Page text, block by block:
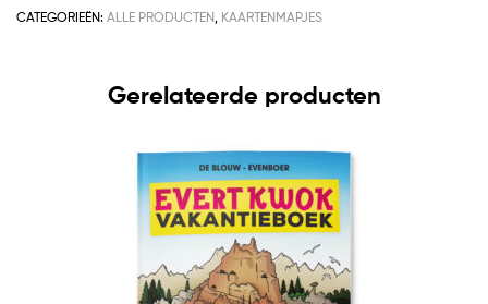
CATEGORIEËN: ALLE PRODUCTEN KAARTENMAPJES
Gerelateerde producten